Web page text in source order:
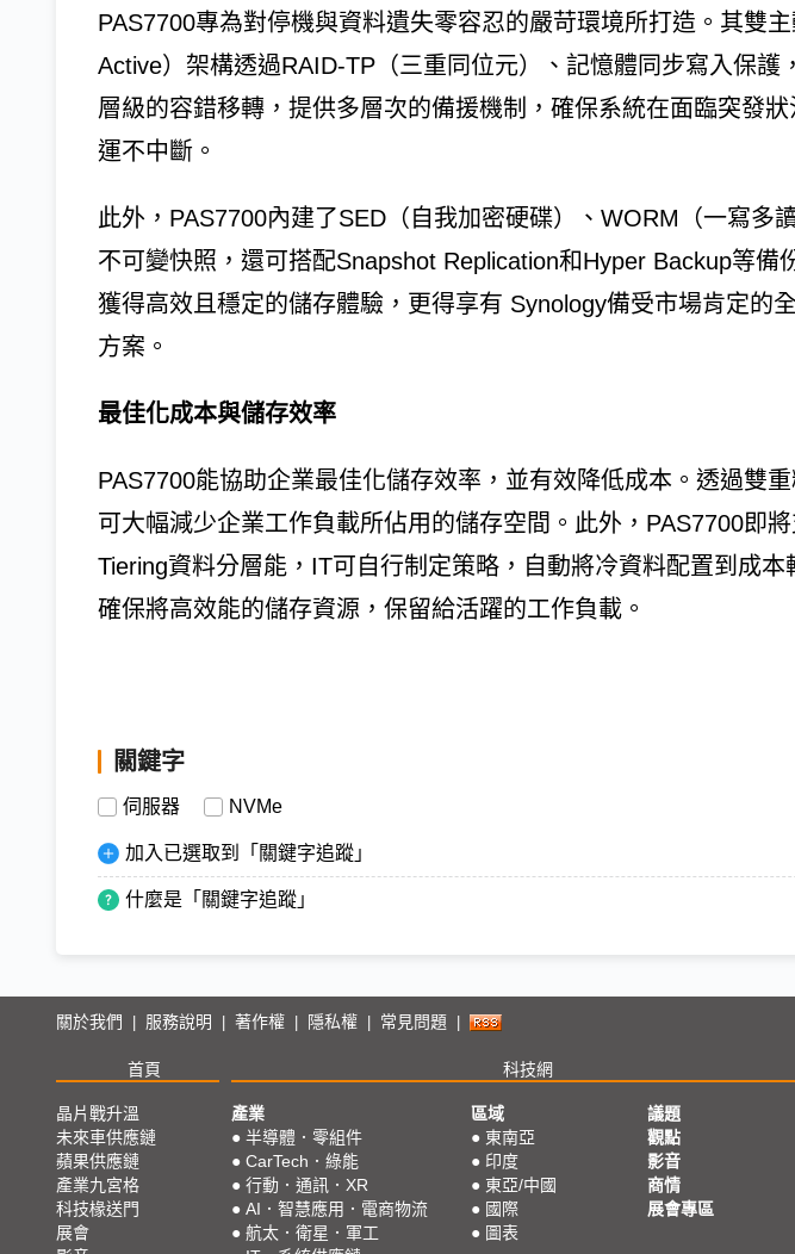
PAS7700專為對停機與資料遺失零容忍的嚴苛環境所打造。其雙
Active）架構透過RAID-TP（三重同位元）、記憶體同步寫入保護
層級的容錯移轉，提供多層次的備援機制，確保系統在面臨突發
運不中斷。
此外，PAS7700內建了SED（自我加密硬碟）、WORM（一寫多
不可變快照，還可搭配Snapshot Replication和Hyper Backup等備
獲得高效且穩定的儲存體驗，更得享有 Synology備受市場肯定的
方案。
最佳化成本與儲存效率
PAS7700能協助企業最佳化儲存效率，並有效降低成本。透過雙重
可大幅減少企業工作負載所佔用的儲存空間。此外，PAS7700即
Tiering資料分層能，IT可自行制定策略，自動將冷資料配置到成本
確保將高效能的儲存資源，保留給活躍的工作負載。
關鍵字
伺服器 NVMe
加入已選取到「關鍵字追蹤」
什麼是「關鍵字追蹤」
關於我們 服務說明 著作權 隱私權 常見問題
首頁 科技網
晶片戰升溫
未來車供應鏈
蘋果供應鏈
產業九宮格
科技椽送門
展會
產業
● 半導體．零組件
● CarTech．綠能
● 行動．通訊．XR
● AI．智慧應用．電商物流
● 航太．衛星．軍工
區域
● 東南亞
● 印度
● 東亞/中國
● 國際
● 圖表
議題
觀點
影音
商情
展會專區